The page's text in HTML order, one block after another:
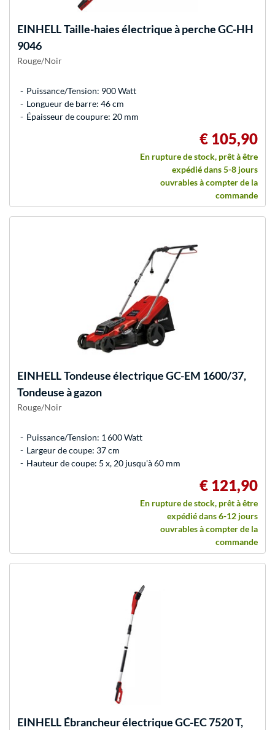
EINHELLTaille-haies électrique à perche GC-HH
9046
Rouge/Noir
Puissance/Tension: 900 Watt
Longueur de barre: 46 cm
Épaisseur de coupure: 20 mm
€ 105,90
En rupture de stock, prêt à être
expédié dans 5-8 jours
ouvrables à compter de la
commande
EINHELLTondeuse électrique GC-EM 1600/37,
Tondeuse à gazon
Rouge/Noir
Puissance/Tension: 1 600 Watt
Largeur de coupe: 37 cm
Hauteur de coupe: 5 x, 20 jusqu'à 60 mm
€ 121,90
En rupture de stock, prêt à être
expédié dans 6-12 jours
ouvrables à compter de la
commande
EINHELL Ébrancheur électrique GC-EC 7520 T,